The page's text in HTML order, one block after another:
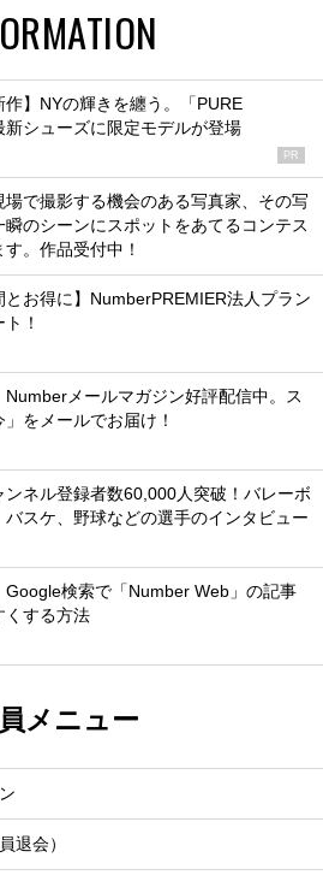
作】NYの輝きを纏う。「PURE
新シューズに限定モデルが登場
PR
場で撮影する機会のある写真家、その写
瞬のシーンにスポットをあてるコンテス
す。作品受付中！
とお得に】NumberPREMIER法人プラン
！
Numberメールマガジン好評配信中。ス
をメールでお届け！
ンネル登録者数60,000人突破！バレーボ
バスケ、野球などの選手のインタビュー
Google検索で「Number Web」の記事
くする方法
メニュー
退会）